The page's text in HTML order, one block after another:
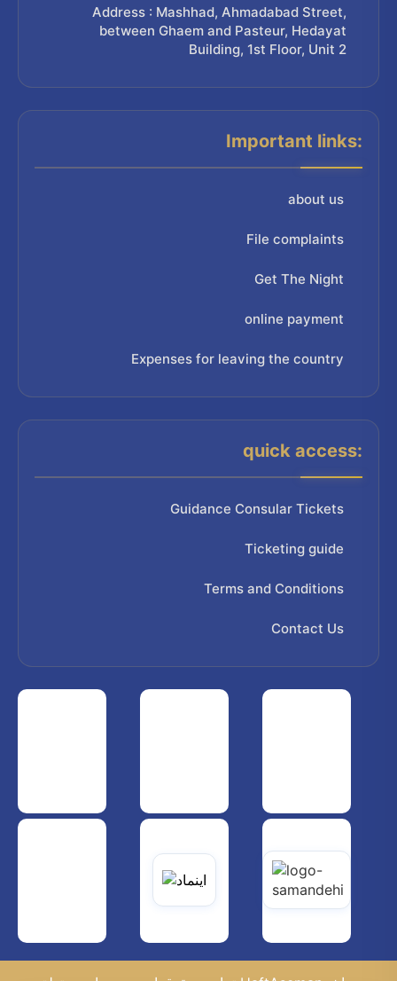
Address : Mashhad, Ahmadabad Street,
between Ghaem and Pasteur, Hedayat
Building, 1st Floor, Unit 2
Important links:
about us
File complaints
Get The Night
online payment
Expenses for leaving the country
quick access:
Guidance Consular Tickets
Ticketing guide
Terms and Conditions
Contact Us